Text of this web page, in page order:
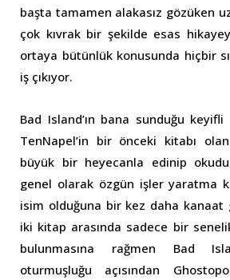
başta tamamen alakasız gözüken
çok kıvrak bir şekilde esas
ortaya bütünlük konusunda hiçbir
iş çıkıyor.
Bad Island’ın bana sunduğu
TenNapel’in bir önceki kitabı olan
büyük bir heyecanla edinip
genel olarak özgün işler yaratma
isim olduğuna bir kez daha
iki kitap arasında sadece bir
bulunmasına rağmen Bad
oturmuşluğu açısından